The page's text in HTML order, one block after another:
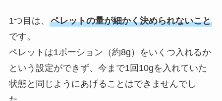
1つ目は、 ペレットの量が細かく決められないこと
です。
ペレットは1ポーション（約8g）をいくつ入れるか
という設定ができず、今まで1回10gを入れていた
状態と同じようにあげることはできませんでし